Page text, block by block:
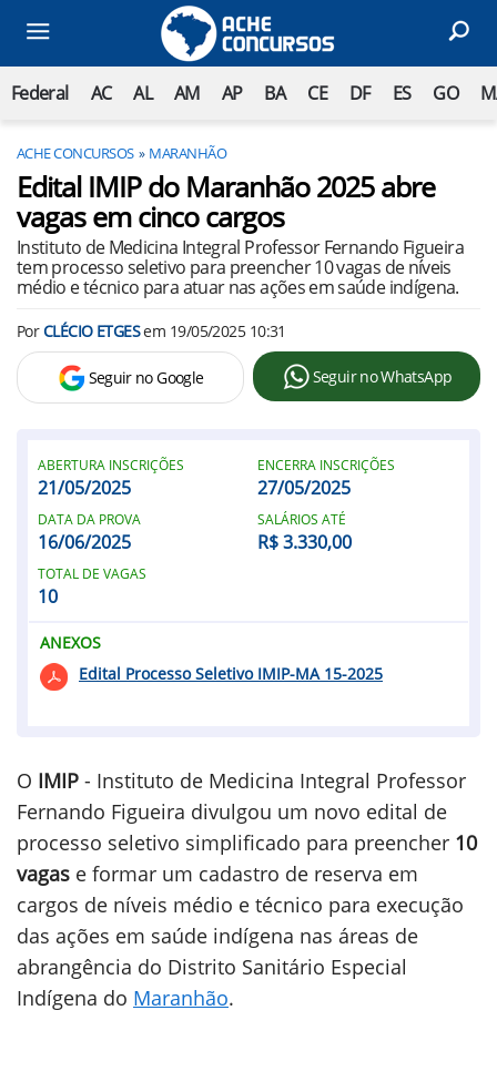
Federal AC AL AM AP BA CE DF ES GO
ACHE CONCURSOS MARANHÃO
Edital IMIP do Maranhão 2025 abre
vagas em cinco cargos
Instituto de Medicina Integral Professor Fernando Figueira
tem processo seletivo para preencher 10 vagas de níveis
médio e técnico para atuar nas ações em saúde indígena.
PorCLÉCIO ETGESem 19/05/2025 10:31
Seguir no Google Seguir no WhatsApp
O IMIP - Instituto de Medicina Integral Professor
Fernando Figueira divulgou um novo edital de
processo seletivo simplificado para preencher 10
vagas e formar um cadastro de reserva em
cargos de níveis médio e técnico para execução
das ações em saúde indígena nas áreas de
abrangência do Distrito Sanitário Especial
Indígena do Maranhão.
ABERTURA INSCRIÇÕES
21/05/2025
ENCERRA INSCRIÇÕES
27/05/2025
DATA DA PROVA
16/06/2025
SALÁRIOS ATÉ
R$ 3.330,00
TOTAL DE VAGAS
10
ANEXOS
Edital Processo Seletivo IMIP-MA 15-2025